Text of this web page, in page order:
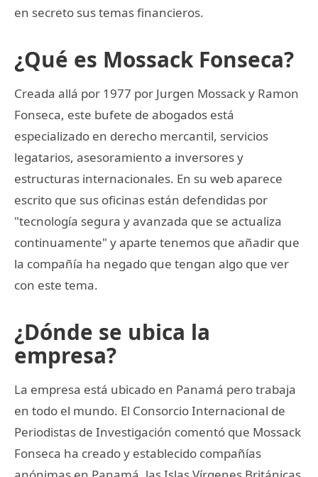
en secreto sus temas financieros.
¿Qué es Mossack Fonseca?
Creada allá por 1977 por Jurgen Mossack y Ramon
Fonseca, este bufete de abogados está
especializado en derecho mercantil, servicios
legatarios, asesoramiento a inversores y
estructuras internacionales. En su web aparece
escrito que sus oficinas están defendidas por
"tecnología segura y avanzada que se actualiza
continuamente" y aparte tenemos que añadir que
la compañía ha negado que tengan algo que ver
con este tema.
¿Dónde se ubica la
empresa?
La empresa está ubicado en Panamá pero trabaja
en todo el mundo. El Consorcio Internacional de
Periodistas de Investigación comentó que Mossack
Fonseca ha creado y establecido compañías